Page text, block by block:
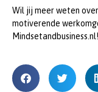
Wil jij meer weten
motiverende
Mindsetandbusiness.nl!